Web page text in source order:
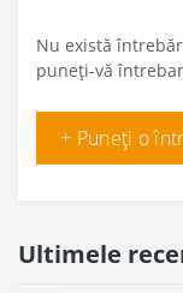
Nu există
puneți-vă
+ Puneți o
Ultimele